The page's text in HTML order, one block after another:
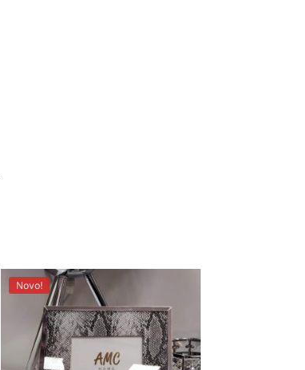
Novo!